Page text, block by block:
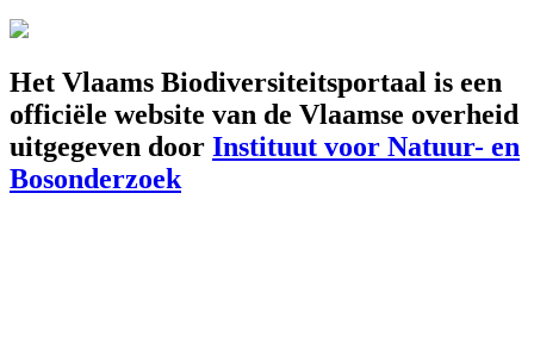
Het Vlaams Biodiversiteitsportaal is een
officiële website van de Vlaamse overheid
uitgegeven door Instituut voor Natuur- en
Bosonderzoek